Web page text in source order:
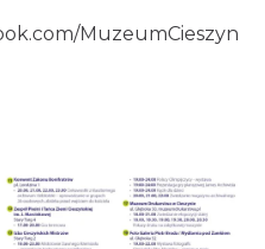
2026-08-23
MuzeumCieszyn